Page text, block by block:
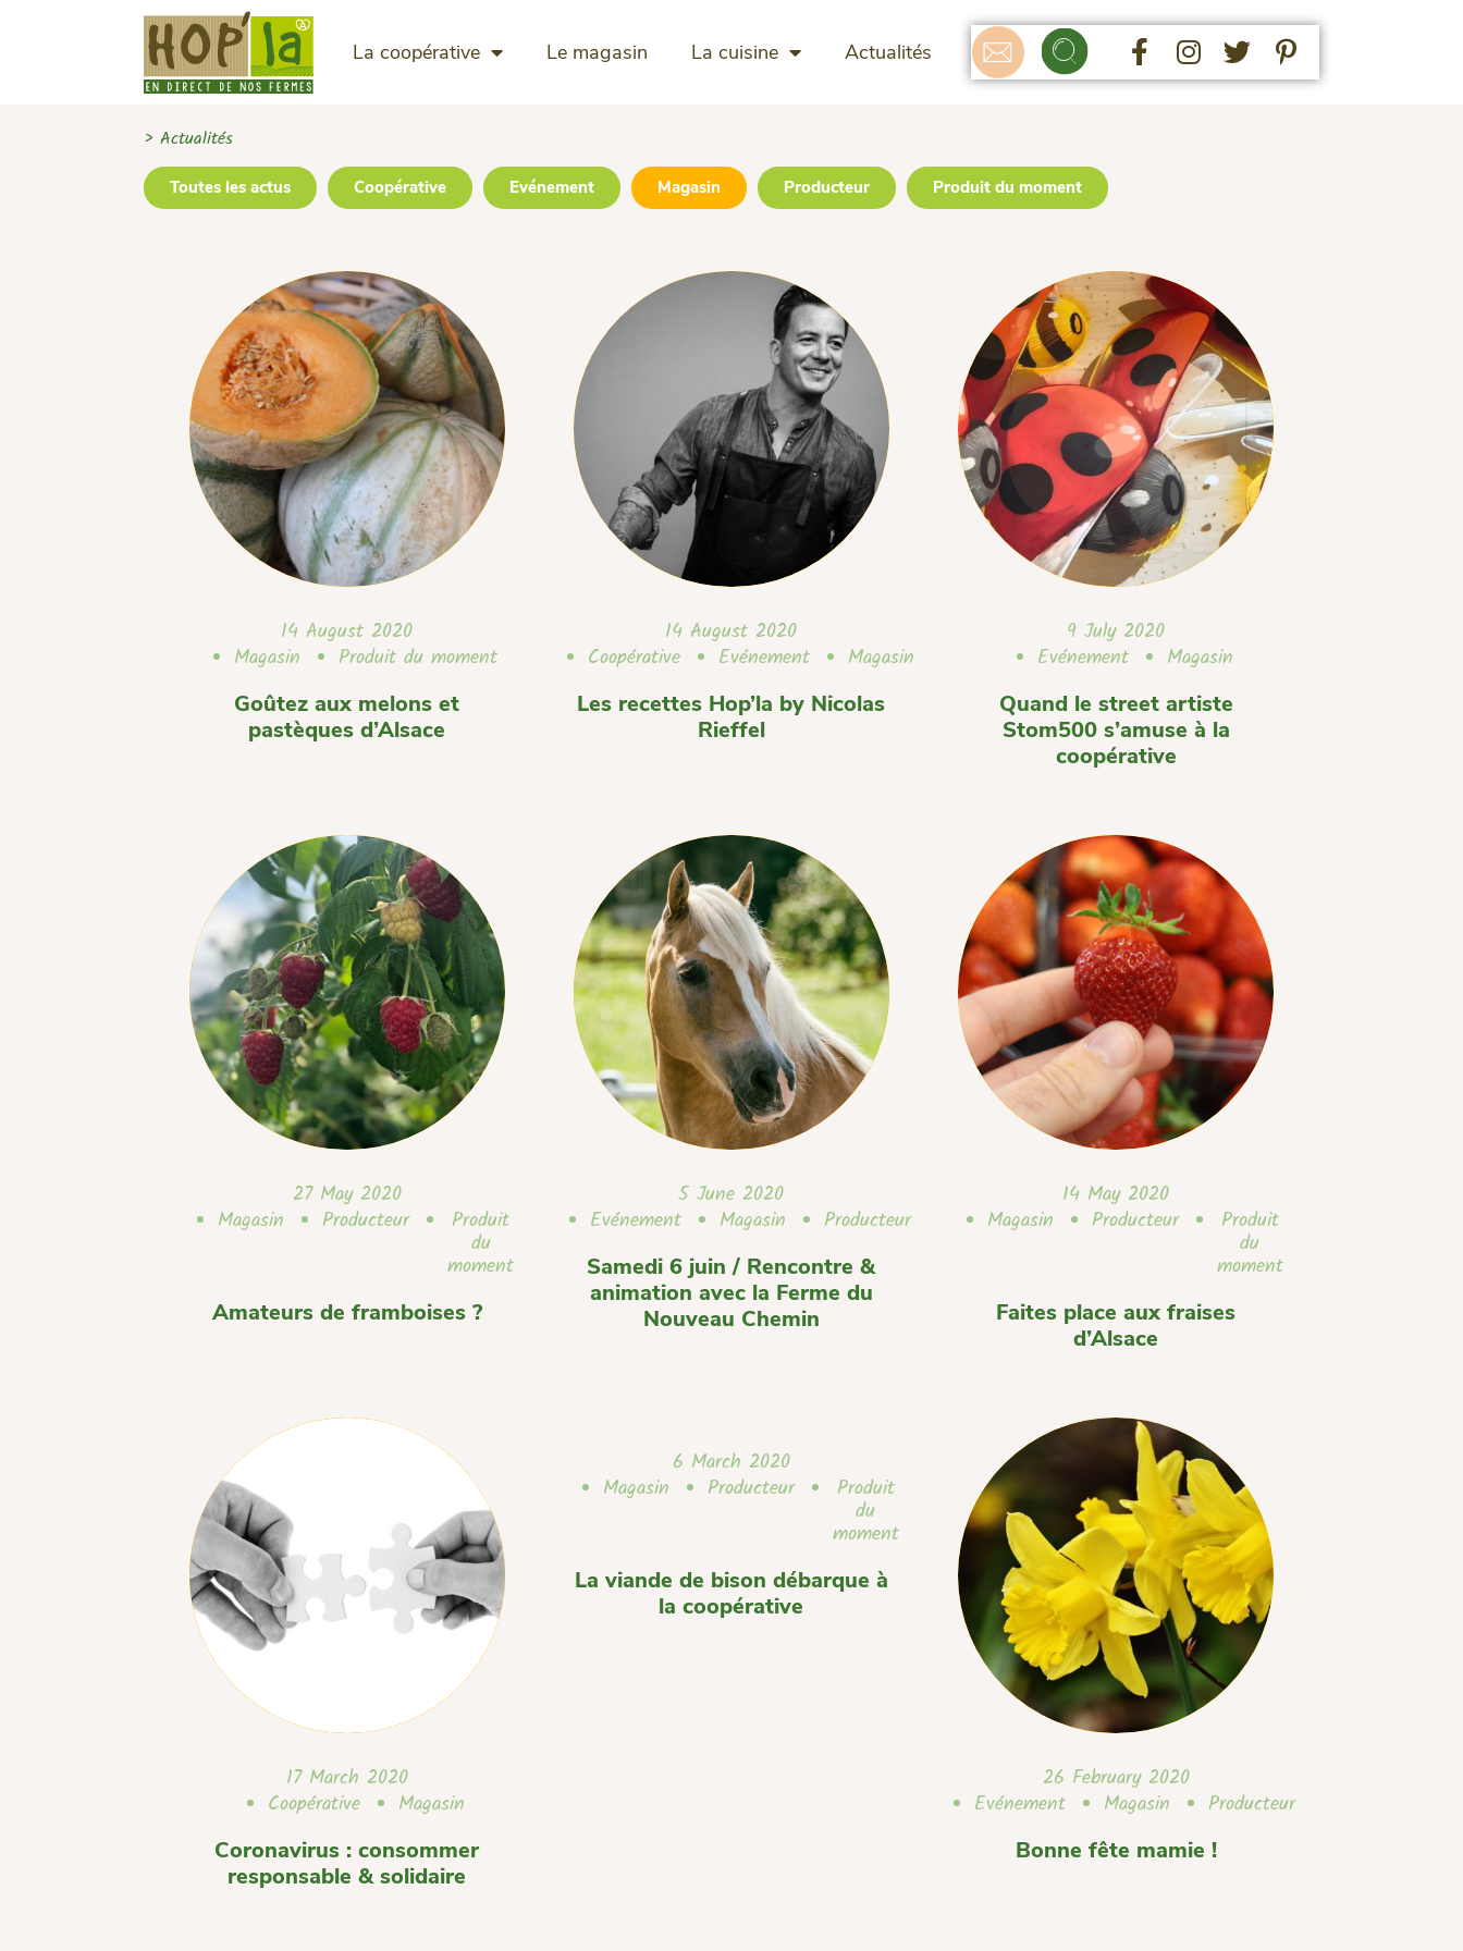
La coopérative Le magasin La cuisine Actualités
> Actualités
Toutes les actus Coopérative Evénement Magasin Producteur Produit du moment
14 August 2020
Magasin
Produit du moment
Goûtez aux melons et
pastèques d’Alsace
14 August 2020
Coopérative
Evénement Magasin
Les recettes Hop’la by Nicolas
Rieffel
9 July 2020
Evénement
Magasin
Quand le street artiste
Stom500 s’amuse à la
coopérative
27 May 2020
Magasin
Producteur Produit
du
moment
Amateurs de framboises ?
5 June 2020
Evénement
Magasin Producteur
Samedi 6 juin / Rencontre &
animation avec la Ferme du
Nouveau Chemin
14 May 2020
Magasin
Producteur Produit
du
moment
Faites place aux fraises
d’Alsace
17 March 2020
Coopérative
Magasin
Coronavirus : consommer
responsable & solidaire
6 March 2020
Magasin
Producteur Produit
du
moment
La viande de bison débarque à
la coopérative
26 February 2020
Evénement
Magasin Producteur
Bonne fête mamie !